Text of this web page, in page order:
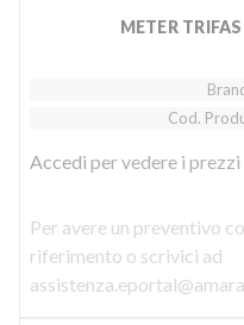
METER
Cod.
Accedi per vedere i prezzi
Per avere un preventivo
riferimento o scrivici ad